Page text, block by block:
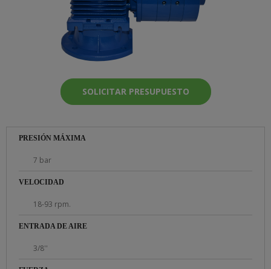
SOLICITAR PRESUPUESTO
PRESIÓN MÁXIMA
7 bar
VELOCIDAD
18-93 rpm.
ENTRADA DE AIRE
3/8''